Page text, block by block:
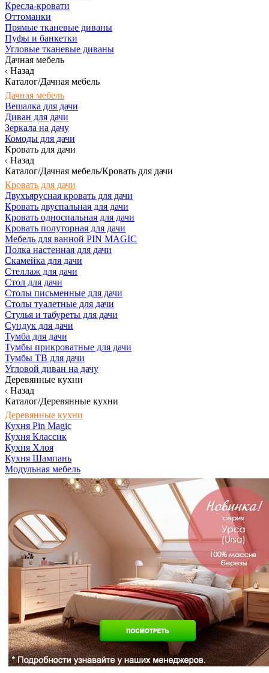
Кресла-кровати
Оттоманки
Прямые тканевые диваны
Пуфы и банкетки
Угловые тканевые диваны
Дачная мебель
Назад
Каталог/Дачная мебель
Дачная мебель
Вешалка для дачи
Диван для дачи
Зеркала на дачу
Комоды для дачи
Кровать для дачи
Назад
Каталог/Дачная мебель/Кровать для дачи
Кровать для дачи
Двухъярусная кровать для дачи
Кровать двуспальная для дачи
Кровать односпальная для дачи
Кровать полуторная для дачи
Мебель для ванной PIN MAGIC
Полка настенная для дачи
Скамейка для дачи
Стеллаж для дачи
Стол для дачи
Столы письменные для дачи
Столы туалетные для дачи
Стулья и табуреты для дачи
Сундук для дачи
Тумба для дачи
Тумбы прикроватные для дачи
Тумбы ТВ для дачи
Угловой диван на дачу
Деревянные кухни
Назад
Каталог/Деревянные кухни
Деревянные кухни
Кухня Pin Magic
Кухня Классик
Кухня Хлоя
Кухня Шампань
Модульная мебель